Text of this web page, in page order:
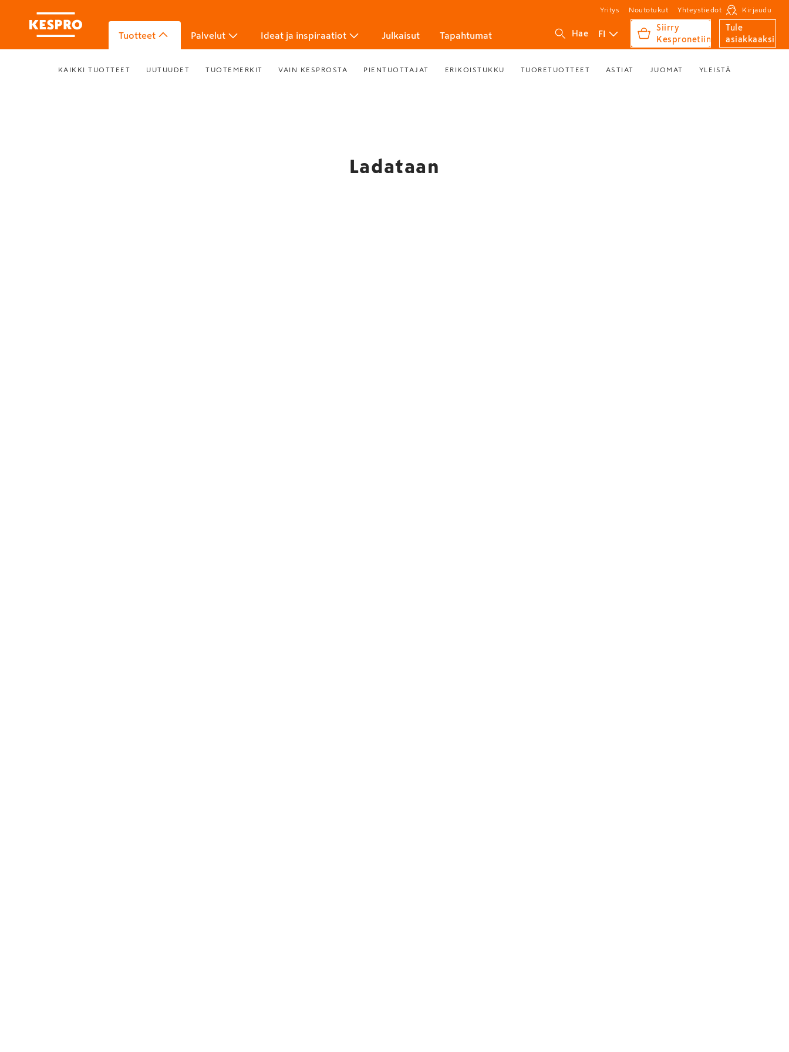
Yritys Noutotukut Yhteystiedot Kirjaudu
Tuotteet Palvelut Ideat ja inspiraatiot Julkaisut Tapahtumat Hae FI
Siirry
Kespronetiin
Tule
asiakkaaksi
KAIKKI TUOTTEET UUTUUDET TUOTEMERKIT VAIN KESPROSTA PIENTUOTTAJAT ERIKOISTUKKU TUORETUOTTEET ASTIAT JUOMAT YLEISTÄ
Ladataan